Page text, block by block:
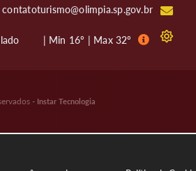
contatoturismo@olimpia.sp.gov.br
| Min 16º | Max 32º
- Instar Tecnologia